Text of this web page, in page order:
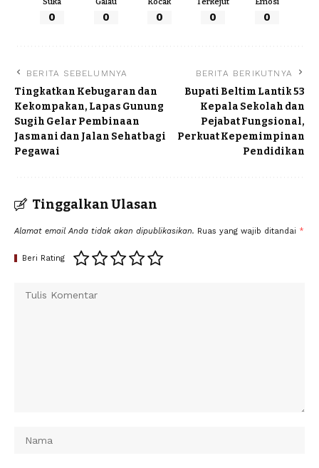
0 0 0 0 0
BERITA SEBELUMNYA
Tingkatkan Kebugaran dan
Kekompakan, Lapas Gunung
Sugih Gelar Pembinaan
Jasmani dan Jalan Sehat bagi
Pegawai
BERITA BERIKUTNYA
Bupati Beltim Lantik 53
Kepala Sekolah dan
Pejabat Fungsional,
Perkuat Kepemimpinan
Pendidikan
Tinggalkan Ulasan
Alamat email Anda tidak akan dipublikasikan. Ruas yang wajib ditandai *
Beri Rating